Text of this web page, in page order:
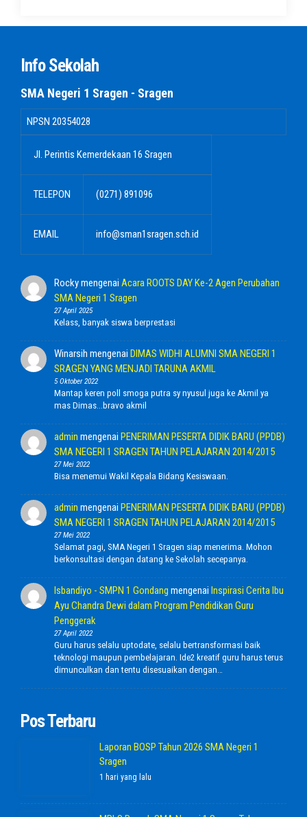
Info Sekolah
SMA Negeri 1 Sragen - Sragen
NPSN 20354028
Jl. Perintis Kemerdekaan 16 Sragen
TELEPON (0271) 891096
EMAIL info@sman1sragen.sch.id
Rockymengenai Acara ROOTS DAY Ke-2 Agen Perubahan
SMA Negeri 1 Sragen
27 April 2025
Kelass, banyak siswa berprestasi
Winarsih mengenai DIMAS WIDHI ALUMNI SMA NEGERI 1
SRAGEN YANG MENJADI TARUNA AKMIL
5 Oktober 2022
Mantap keren poll smoga putra sy nyusul juga ke Akmil ya
mas Dimas...bravo akmil
admin mengenai PENERIMAN PESERTA DIDIK BARU (PPDB)
SMA NEGERI 1 SRAGEN TAHUN PELAJARAN 2014/2015
27 Mei 2022
Bisa menemui Wakil Kepala Bidang Kesiswaan.
admin mengenai PENERIMAN PESERTA DIDIK BARU (PPDB)
SMA NEGERI 1 SRAGEN TAHUN PELAJARAN 2014/2015
27 Mei 2022
Selamat pagi, SMA Negeri 1 Sragen siap menerima. Mohon
berkonsultasi dengan datang ke Sekolah secepanya.
Isbandiyo - SMPN 1 Gondang mengenai Inspirasi Cerita Ibu
Ayu Chandra Dewi dalam Program Pendidikan Guru
Penggerak
27 April 2022
Guru harus selalu uptodate, selalu bertransformasi baik
teknologi maupun pembelajaran. Ide2 kreatif guru harus terus
dimunculkan dan tentu disesuaikan dengan…
Pos Terbaru
Laporan BOSP Tahun 2026 SMA Negeri 1
Sragen
1 hari yang lalu